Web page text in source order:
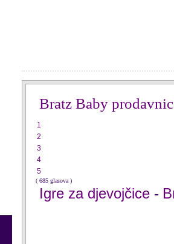
Bratz Baby
1
2
3
4
5
( 685 glasova )
Igre za djevojčice -